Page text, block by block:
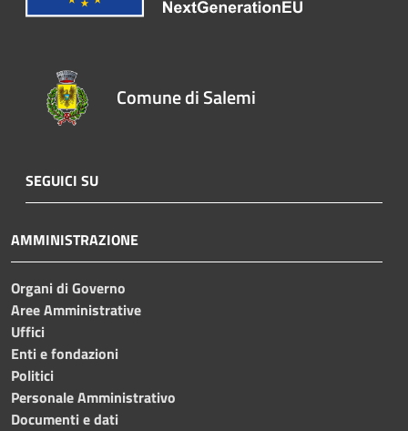
Comune di Salemi
SEGUICI SU
AMMINISTRAZIONE
Organi di Governo
Aree Amministrative
Uffici
Enti e fondazioni
Politici
Personale Amministrativo
Documenti e dati